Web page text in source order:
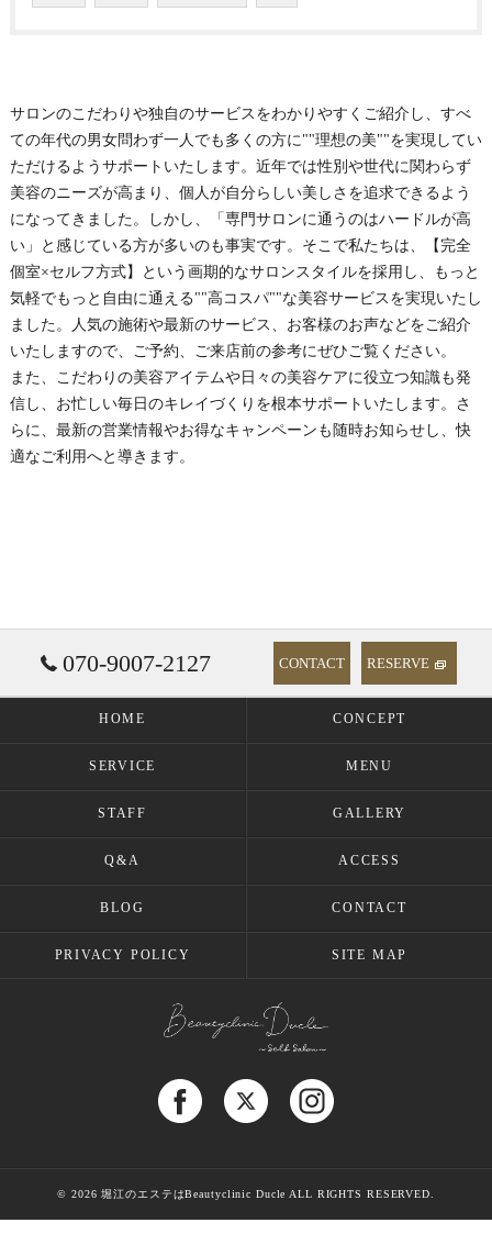
サロンのこだわりや独自のサービスをわかりやすくご紹介し、すべ
ての年代の男女問わず一人でも多くの方に""理想の美""を実現してい
ただけるようサポートいたします。近年では性別や世代に関わらず
美容のニーズが高まり、個人が自分らしい美しさを追求できるよう
になってきました。しかし、「専門サロンに通うのはハードルが高
い」と感じている方が多いのも事実です。そこで私たちは、【完全
個室×セルフ方式】という画期的なサロンスタイルを採用し、もっと
気軽でもっと自由に通える""高コスパ""な美容サービスを実現いたし
ました。人気の施術や最新のサービス、お客様のお声などをご紹介
いたしますので、ご予約、ご来店前の参考にぜひご覧ください。
また、こだわりの美容アイテムや日々の美容ケアに役立つ知識も発
信し、お忙しい毎日のキレイづくりを根本サポートいたします。さ
らに、最新の営業情報やお得なキャンペーンも随時お知らせし、快
適なご利用へと導きます。
070-9007-2127 CONTACT RESERVE
HOME CONCEPT
SERVICE MENU
STAFF GALLERY
Q&A ACCESS
BLOG CONTACT
PRIVACY POLICY SITE MAP
© 2026 堀江のエステはBeautyclinic Ducle ALL RIGHTS RESERVED.